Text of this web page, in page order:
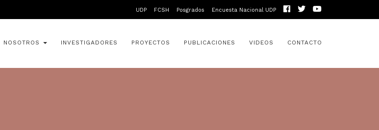
UDP FCSH Posgrados Encuesta Nacional UDP
NOSOTROS INVESTIGADORES PROYECTOS PUBLICACIONES VIDEOS CONTACTO